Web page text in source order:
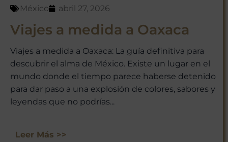
México abril 27, 2026
Viajes a medida a Oaxaca
Viajes a medida a Oaxaca: La guía definitiva para
descubrir el alma de México. Existe un lugar en el
mundo donde el tiempo parece haberse detenido
para dar paso a una explosión de colores, sabores y
leyendas que no podrías...
Leer Más >>